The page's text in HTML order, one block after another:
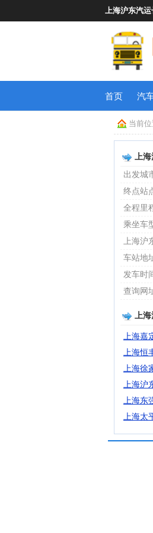
上海沪东汽
首页 汽
当前位
上
出发城
终点站
全程里
乘坐车
上海
车站地
发车时
查询网
上
上海
上海
上海
上海
上海
上海